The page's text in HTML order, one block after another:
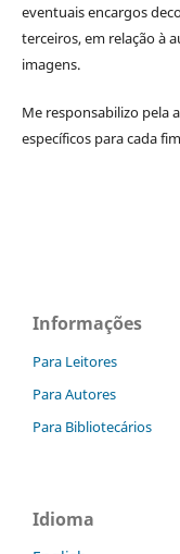
eventuais encargos
terceiros, em relação à
imagens.
Me responsabilizo pela
específicos para cada
Informações
Para Leitores
Para Autores
Para Bibliotecários
Idioma